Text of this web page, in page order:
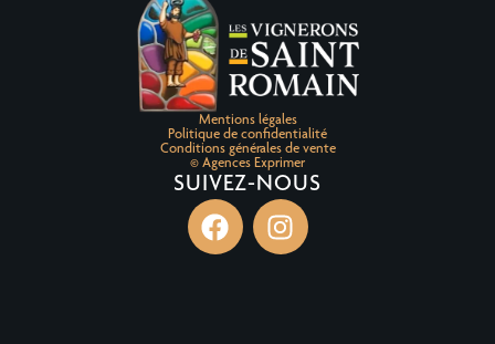
Mentions légales
Politique de confidentialité
Conditions générales de vente
© Agences Exprimer
SUIVEZ-NOUS